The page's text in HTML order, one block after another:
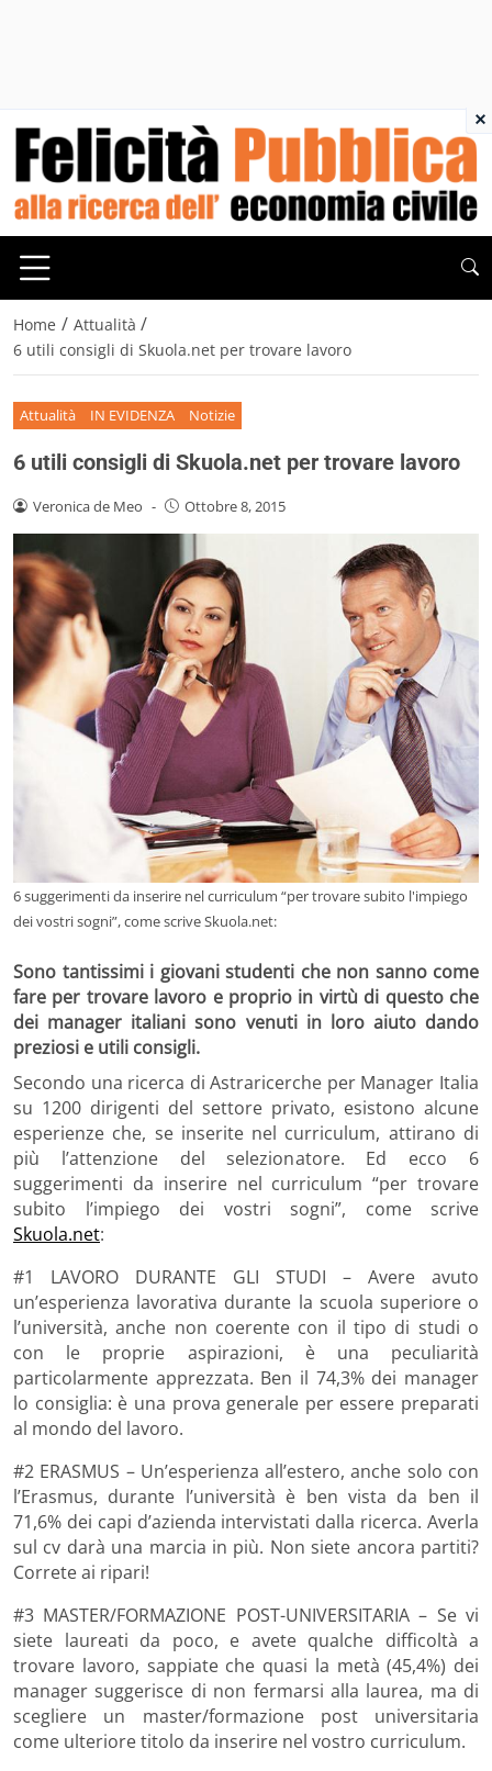
Home / Attualità /
6 utili consigli di Skuola.net per trovare lavoro
Attualità IN EVIDENZA Notizie
6 utili consigli di Skuola.net per trovare lavoro
Veronica de Meo - Ottobre 8, 2015
6 suggerimenti da inserire nel curriculum “per trovare subito l'impiego
dei vostri sogni”, come scrive Skuola.net:
Sono tantissimi i giovani studenti che non sanno come
fare per trovare lavoro e proprio in virtù di questo che
dei manager italiani sono venuti in loro aiuto dando
preziosi e utili consigli.
Secondo una ricerca di Astraricerche per Manager Italia
su 1200 dirigenti del settore privato, esistono alcune
esperienze che, se inserite nel curriculum, attirano di
più l’attenzione del selezionatore. Ed ecco 6
suggerimenti da inserire nel curriculum “per trovare
subito l’impiego dei vostri sogni”, come scrive
Skuola.net:
#1 LAVORO DURANTE GLI STUDI – Avere avuto
un’esperienza lavorativa durante la scuola superiore o
l’università, anche non coerente con il tipo di studi o
con le proprie aspirazioni, è una peculiarità
particolarmente apprezzata. Ben il 74,3% dei manager
lo consiglia: è una prova generale per essere preparati
al mondo del lavoro.
#2 ERASMUS – Un’esperienza all’estero, anche solo con
l’Erasmus, durante l’università è ben vista da ben il
71,6% dei capi d’azienda intervistati dalla ricerca. Averla
sul cv darà una marcia in più. Non siete ancora partiti?
Correte ai ripari!
#3 MASTER/FORMAZIONE POST-UNIVERSITARIA – Se vi
siete laureati da poco, e avete qualche difficoltà a
trovare lavoro, sappiate che quasi la metà (45,4%) dei
manager suggerisce di non fermarsi alla laurea, ma di
scegliere un master/formazione post universitaria
come ulteriore titolo da inserire nel vostro curriculum.
×